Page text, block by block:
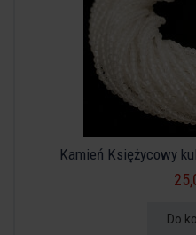
Kamień Księżycowy
Do